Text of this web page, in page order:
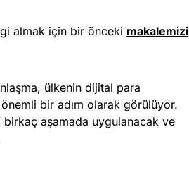
almak için bir önceki makalemizi
ülkenin dijital para
önemli bir adım olarak görülüyor.
aşamada uygulanacak ve